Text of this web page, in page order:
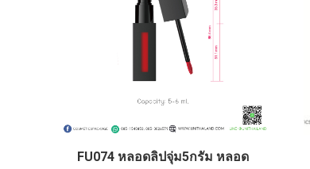
FU074 หลอดลิปจุ่ม5กรัม หลอด